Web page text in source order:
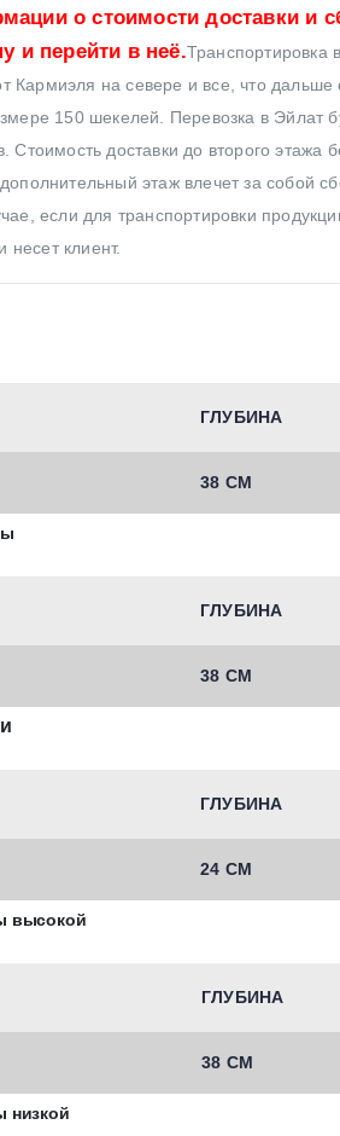
о стоимости доставки и
и перейти в неё.Транспортировка
Кармиэля на севере и все, что
150 шекелей. Перевозка в Эйлат
Стоимость доставки до второго
этаж влечет за собой
если для транспортировки
несет клиент.
ГЛУБИНА
38 СМ
ГЛУБИНА
38 СМ
ГЛУБИНА
24 СМ
высокой
ГЛУБИНА
38 СМ
низкой